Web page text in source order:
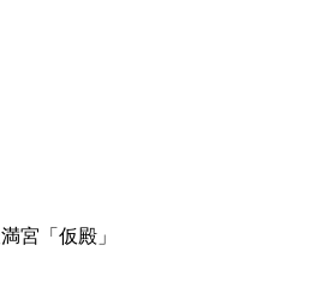
宮「仮殿」